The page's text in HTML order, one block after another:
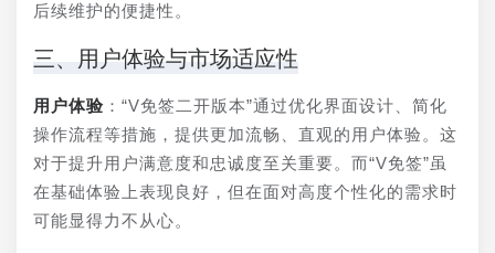
后续维护的便捷性。
三、用户体验与市场适应性
用户体验 ：“V免签二开版本”通过优化界面设计、简化
操作流程等措施，提供更加流畅、直观的用户体验。这
对于提升用户满意度和忠诚度至关重要。而“V免签”虽
在基础体验上表现良好，但在面对高度个性化的需求时
可能显得力不从心。